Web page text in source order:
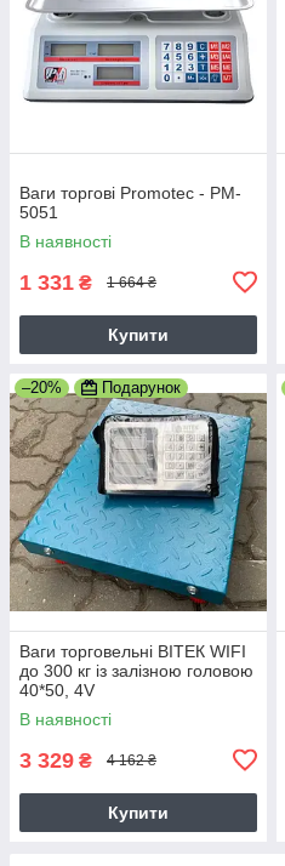
Ваги торгові Promotec - PM-
5051
В наявності
1 331 ₴ 1 664 ₴
Купити
–20% Подарунок
Ваги торговельні ВІТЕК WIFI
до 300 кг із залізною головою
40*50, 4V
В наявності
3 329 ₴ 4 162 ₴
Купити